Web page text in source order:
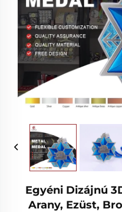
Egyéni Dizájnú
Arany, Ezüst,